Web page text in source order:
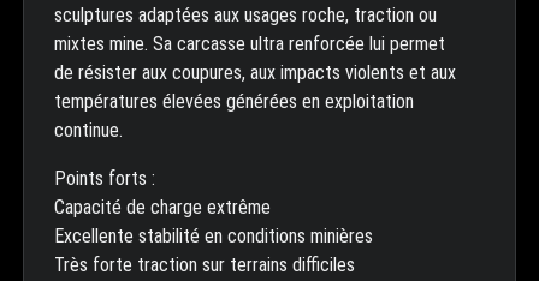
sculptures adaptées aux usages roche, traction ou
mixtes mine. Sa carcasse ultra renforcée lui permet
de résister aux coupures, aux impacts violents et aux
températures élevées générées en exploitation
continue.
Points forts :
Capacité de charge extrême
Excellente stabilité en conditions minières
Très forte traction sur terrains difficiles